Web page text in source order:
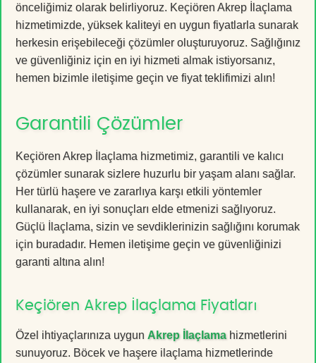
önceliğimiz olarak belirliyoruz. Keçiören Akrep İlaçlama
hizmetimizde, yüksek kaliteyi en uygun fiyatlarla sunarak
herkesin erişebileceği çözümler oluşturuyoruz. Sağlığınız
ve güvenliğiniz için en iyi hizmeti almak istiyorsanız,
hemen bizimle iletişime geçin ve fiyat teklifimizi alın!
Garantili Çözümler
Keçiören Akrep İlaçlama hizmetimiz, garantili ve kalıcı
çözümler sunarak sizlere huzurlu bir yaşam alanı sağlar.
Her türlü haşere ve zararlıya karşı etkili yöntemler
kullanarak, en iyi sonuçları elde etmenizi sağlıyoruz.
Güçlü İlaçlama, sizin ve sevdiklerinizin sağlığını korumak
için buradadır. Hemen iletişime geçin ve güvenliğinizi
garanti altına alın!
Keçiören Akrep İlaçlama Fiyatları
Özel ihtiyaçlarınıza uygun Akrep İlaçlamahizmetlerini
sunuyoruz. Böcek ve haşere ilaçlama hizmetlerinde